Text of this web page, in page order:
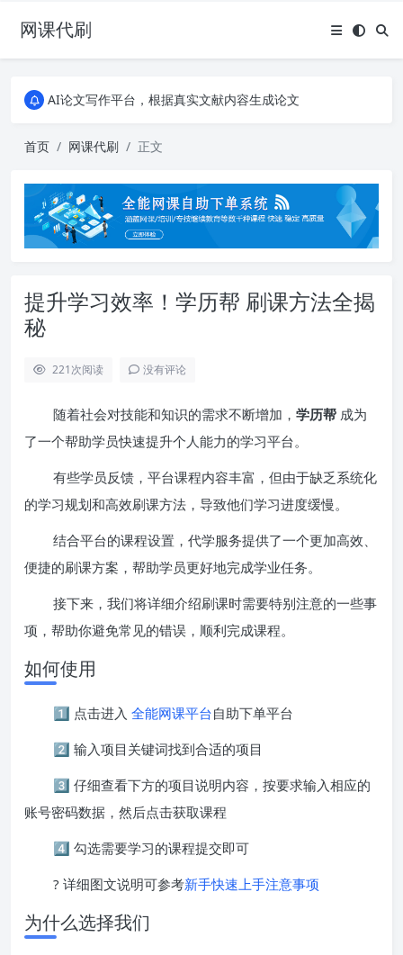
网课代刷
全能网课平台，大学生网课、成教、培训、继续教育。现已接入代刷代考项目3000+
首页 网课代刷 正文
提升学习效率！学历帮 刷课方法全揭
秘
221次阅读 没有评论
随着社会对技能和知识的需求不断增加， 学历帮 成为
了一个帮助学员快速提升个人能力的学习平台。
有些学员反馈，平台课程内容丰富，但由于缺乏系统化
的学习规划和高效刷课方法，导致他们学习进度缓慢。
结合平台的课程设置，代学服务提供了一个更加高效、
便捷的刷课方案，帮助学员更好地完成学业任务。
接下来，我们将详细介绍刷课时需要特别注意的一些事
项，帮助你避免常见的错误，顺利完成课程。
如何使用
1️⃣ 点击进入 全能网课平台自助下单平台
2️⃣ 输入项目关键词找到合适的项目
3️⃣ 仔细查看下方的项目说明内容，按要求输入相应的
账号密码数据，然后点击获取课程
4️⃣ 勾选需要学习的课程提交即可
? 详细图文说明可参考新手快速上手注意事项
为什么选择我们